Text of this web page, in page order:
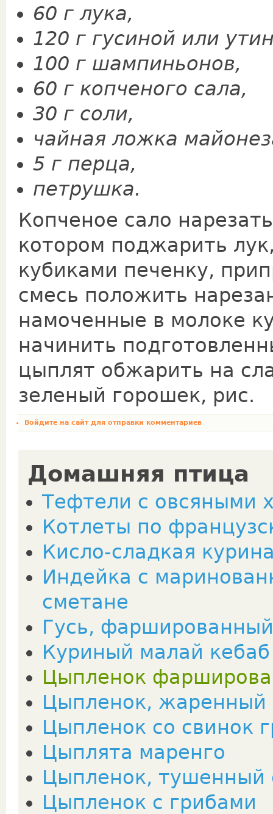
60 г лука,
120 г гусиной или
100 г шампиньонов,
60 г копченого сала,
30 г соли,
чайная ложка
5 г перца,
петрушка.
Копченое сало
котором поджарить
кубиками печенку,
смесь положить
намоченные в молоке
начинить
цыплят обжарить на
зеленый горошек, рис.
Войдите на сайтдля отправки комментариев
Домашняя птица
Тефтели с овсяными
Котлеты по
Кисло-сладкая
Индейка с
сметане
Гусь,
Куриный малай
Цыпленок
Цыпленок, жаренный
Цыпленок со свинок
Цыплята маренго
Цыпленок, тушенный
Цыпленок с грибами